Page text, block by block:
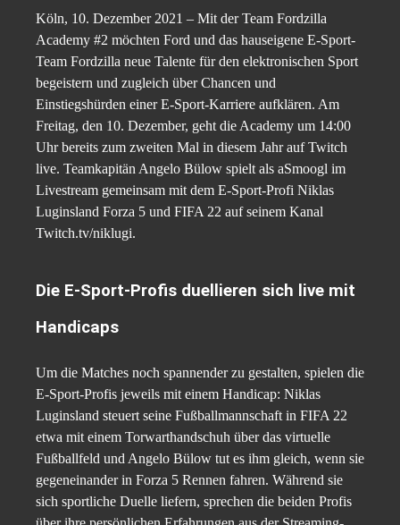
Köln, 10. Dezember 2021 – Mit der Team Fordzilla
Academy #2 möchten Ford und das hauseigene E-Sport-
Team Fordzilla neue Talente für den elektronischen Sport
begeistern und zugleich über Chancen und
Einstiegshürden einer E-Sport-Karriere aufklären. Am
Freitag, den 10. Dezember, geht die Academy um 14:00
Uhr bereits zum zweiten Mal in diesem Jahr auf Twitch
live. Teamkapitän Angelo Bülow spielt als aSmoogl im
Livestream gemeinsam mit dem E-Sport-Profi Niklas
Luginsland Forza 5 und FIFA 22 auf seinem Kanal
Twitch.tv/niklugi.
Die E-Sport-Profis duellieren sich live mit
Handicaps
Um die Matches noch spannender zu gestalten, spielen die
E-Sport-Profis jeweils mit einem Handicap: Niklas
Luginsland steuert seine Fußballmannschaft in FIFA 22
etwa mit einem Torwarthandschuh über das virtuelle
Fußballfeld und Angelo Bülow tut es ihm gleich, wenn sie
gegeneinander in Forza 5 Rennen fahren. Während sie
sich sportliche Duelle liefern, sprechen die beiden Profis